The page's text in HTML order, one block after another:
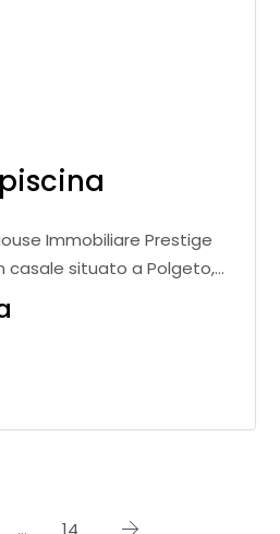
Immobiliare Prestige
casale situato a Polgeto,
panoramica, a soli
… 14